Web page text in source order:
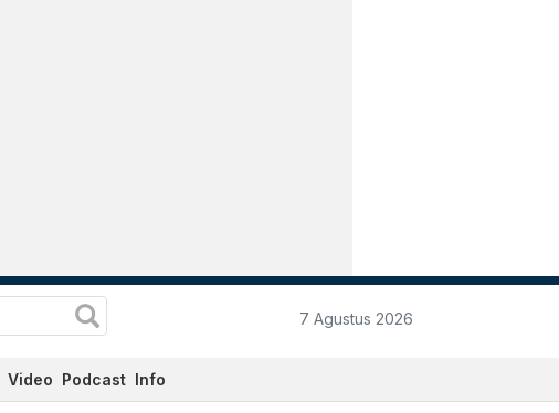
7 Agustus 2026
Video Podcast Info